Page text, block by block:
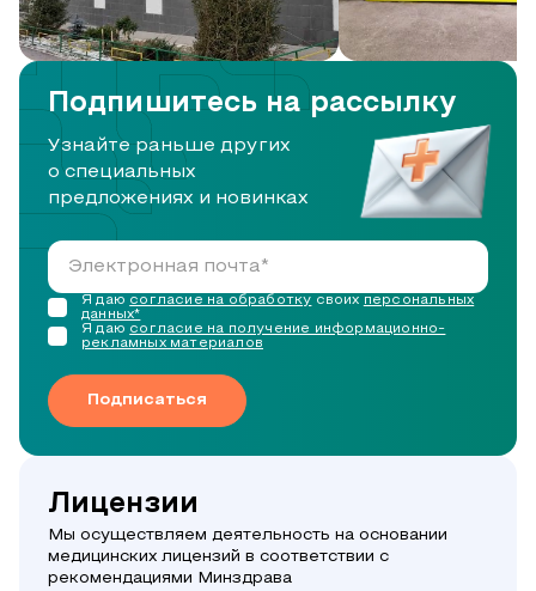
Подпишитесь на рассылку
Узнайте раньше других
о специальных
предложениях и новинках
Подписаться
Я даю согласие на обработку своих персональных
данных*
Я даю согласие на получение информационно-
рекламных материалов
Лицензии
Мы осуществляем деятельность на основании
медицинских лицензий в соответствии с
рекомендациями Минздрава